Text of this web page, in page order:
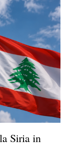
Siria in